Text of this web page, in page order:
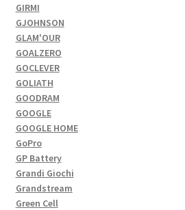
GIRMI
GJOHNSON
GLAM'OUR
GOALZERO
GOCLEVER
GOLIATH
GOODRAM
GOOGLE
GOOGLE HOME
GoPro
GP Battery
Grandi Giochi
Grandstream
Green Cell